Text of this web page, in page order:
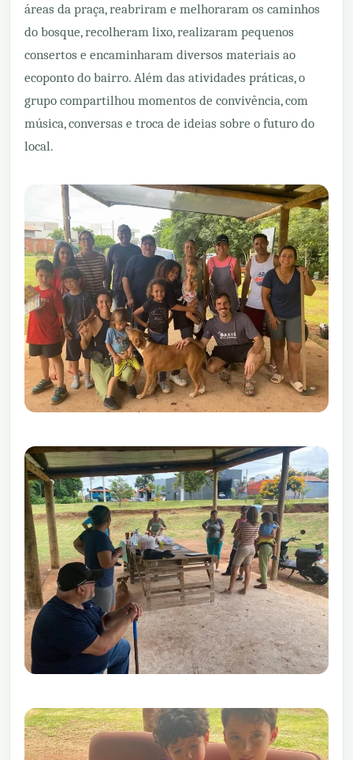
áreas da praça, reabriram e melhoraram os caminhos
do bosque, recolheram lixo, realizaram pequenos
consertos e encaminharam diversos materiais ao
ecoponto do bairro. Além das atividades práticas, o
grupo compartilhou momentos de convivência, com
música, conversas e troca de ideias sobre o futuro do
local.